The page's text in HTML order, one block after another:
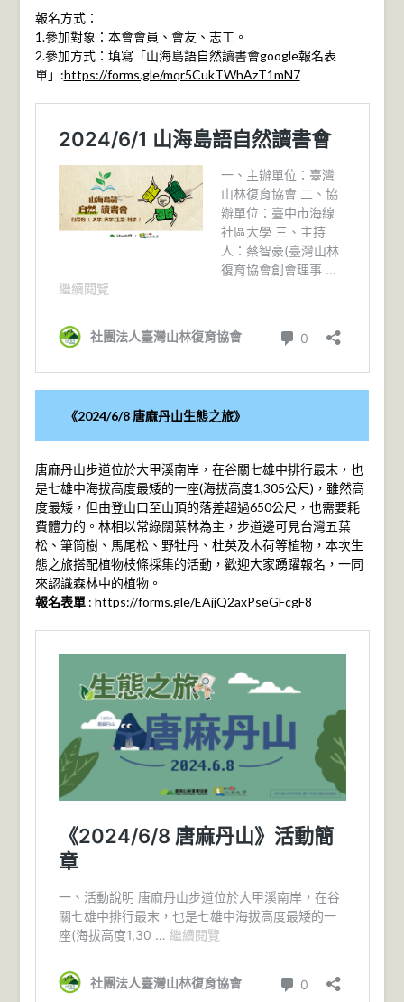
報名方式：
1.參加對象：本會會員、會友、志工。
2.參加方式：填寫「山海島語自然讀書會google報名表
單」:https://forms.gle/mqr5CukTWhAzT1mN7
《2024/6/8 唐麻丹山生態之旅》
唐麻丹山步道位於大甲溪南岸，在谷關七雄中排行最末，也
是七雄中海拔高度最矮的一座(海拔高度1,305公尺)，雖然高
度最矮，但由登山口至山頂的落差超過650公尺，也需要耗
費體力的。林相以常綠闊葉林為主，步道邊可見台灣五葉
松、筆筒樹、馬尾松、野牡丹、杜英及木荷等植物，本次生
態之旅搭配植物枝條採集的活動，歡迎大家踴躍報名，一同
來認識森林中的植物。
報名表單: https://forms.gle/EAjjQ2axPseGFcgF8